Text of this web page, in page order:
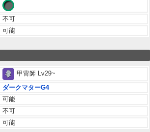
不可
可能
甲冑師 Lv29~
ダークマターG4
可能
不可
可能